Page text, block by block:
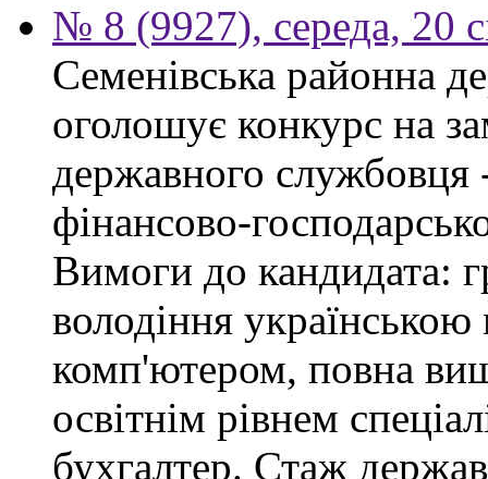
№ 8 (9927), середа, 20
Семенівська районна
оголошує конкурс на
державного службовця
фінансово-
Вимоги до кандидата:
володіння
комп'ютером, повна
освітнім рівнем
бухгалтер. Стаж